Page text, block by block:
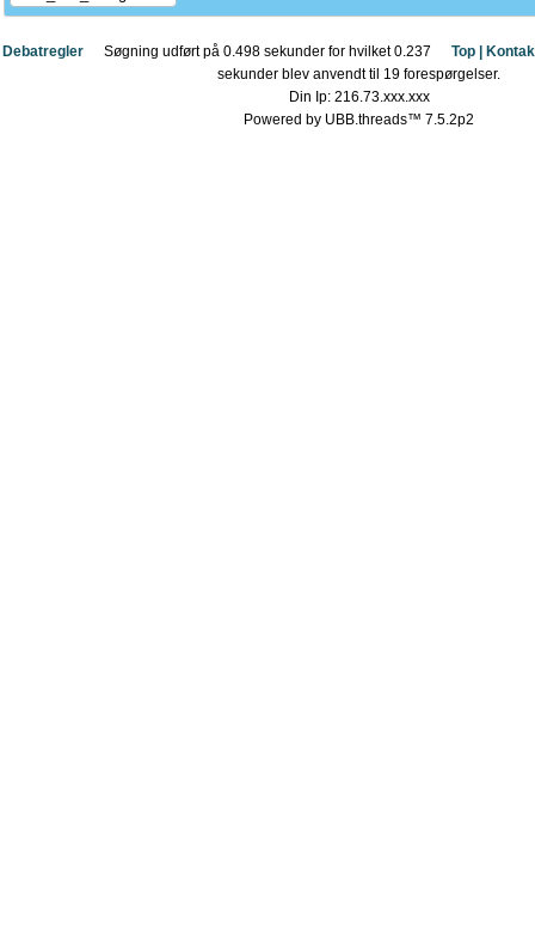
Debatregler Top |
Søgning udført på 0.498 sekunder for hvilket 0.237
sekunder blev anvendt til 19 forespørgelser.
Din Ip: 216.73.xxx.xxx
Powered by UBB.threads™ 7.5.2p2